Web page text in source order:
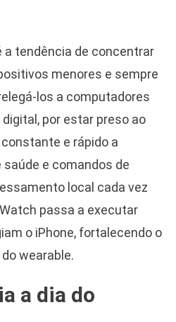
a tendência de concentrar
menores e sempre
los a computadores
por estar preso ao
e rápido a
e comandos de
local cada vez
passa a executar
o iPhone, fortalecendo o
wearable.
a dia do